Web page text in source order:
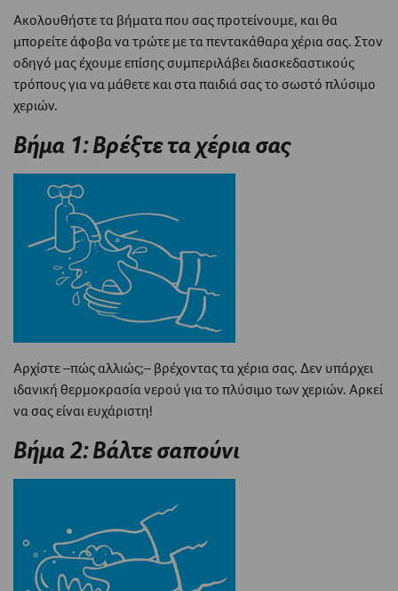
Ακολουθήστε τα βήματα που σας προτείνουμε, και θα
μπορείτε άφοβα να τρώτε με τα πεντακάθαρα χέρια σας. Στον
οδηγό μας έχουμε επίσης συμπεριλάβει διασκεδαστικούς
τρόπους για να μάθετε και στα παιδιά σας το σωστό πλύσιμο
χεριών.
Βήμα 1: Βρέξτε τα χέρια σας
Αρχίστε –πώς αλλιώς;– βρέχοντας τα χέρια σας. Δεν υπάρχει
ιδανική θερμοκρασία νερού για το πλύσιμο των χεριών. Αρκεί
να σας είναι ευχάριστη!
Βήμα 2: Βάλτε σαπούνι